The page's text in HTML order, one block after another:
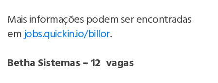
Mais informações podem ser encontradas
emjobs.quickin.io/billor.
Betha Sistemas – 12 vagas